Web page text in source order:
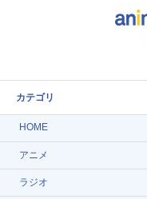
カテゴリ
HOME
アニメ
ラジオ